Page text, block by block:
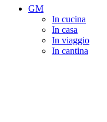
GM
In cucina
In casa
In viaggio
In cantina